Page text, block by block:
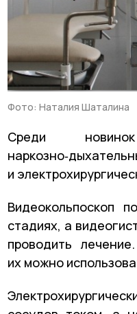
Фото: Наталия Шаталина
Среди
и
Видеокольпоскоп
стадиях, а
проводить
их можно